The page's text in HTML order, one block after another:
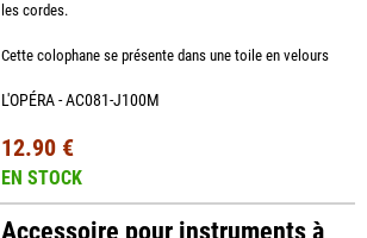
les cordes.
Cette colophane se présente dans une toile en velours
L'OPÉRA - AC081-J100M
12.90 €
EN STOCK
Accessoire pour instruments à